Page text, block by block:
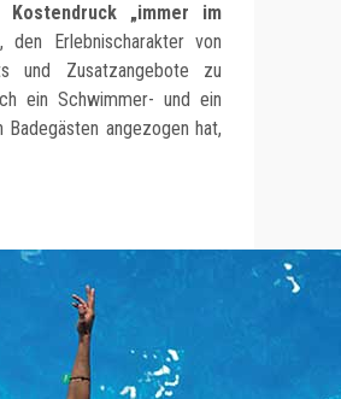
Kostendruck „immer im
den Erlebnischarakter von
und Zusatzangebote zu
ein Schwimmer- und ein
angezogen hat,